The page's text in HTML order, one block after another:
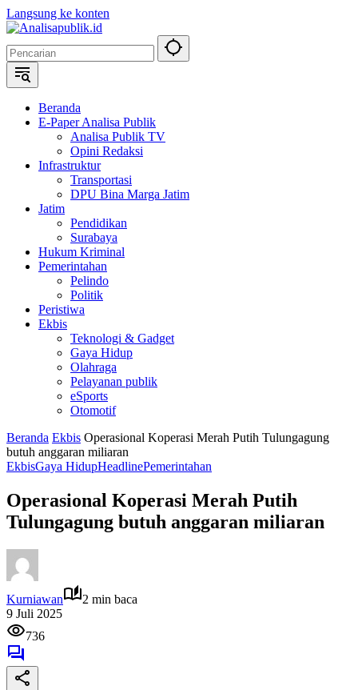
Langsung ke konten
Beranda
E-Paper Analisa Publik
Analisa Publik TV
Opini Redaksi
Infrastruktur
Transportasi
DPU Bina Marga Jatim
Jatim
Pendidikan
Surabaya
Hukum Kriminal
Pemerintahan
Pelindo
Politik
Peristiwa
Ekbis
Teknologi & Gadget
Gaya Hidup
Olahraga
Pelayanan publik
eSports
Otomotif
Beranda Ekbis Operasional Koperasi Merah Putih Tulungagung
butuh anggaran miliaran
EkbisGaya HidupHeadlinePemerintahan
Operasional Koperasi Merah Putih
Tulungagung butuh anggaran miliaran
Kurniawan
2 min baca
9 Juli 2025
736